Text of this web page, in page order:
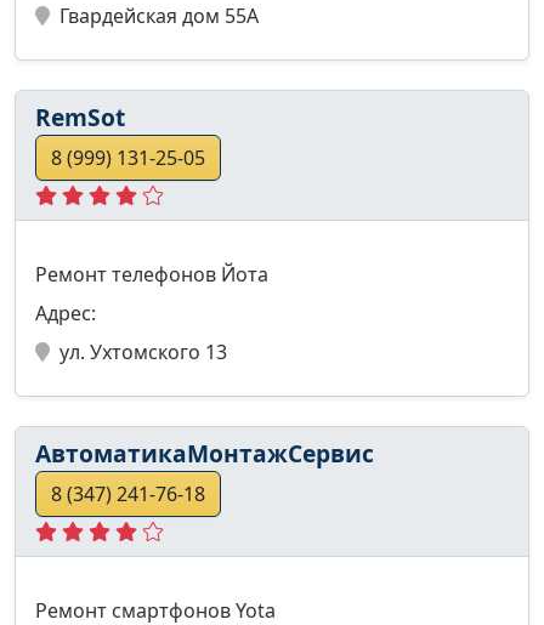
Гвардейская дом 55А
RemSot
8 (999) 131-25-05
Ремонт телефонов Йота
Адрес:
ул. Ухтомского 13
АвтоматикаМонтажСервис
8 (347) 241-76-18
Ремонт смартфонов Yota